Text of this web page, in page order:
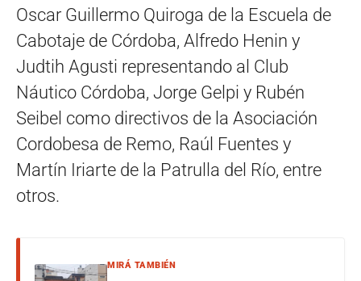
Oscar Guillermo Quiroga de la Escuela de
Cabotaje de Córdoba, Alfredo Henin y
Judtih Agusti representando al Club
Náutico Córdoba, Jorge Gelpi y Rubén
Seibel como directivos de la Asociación
Cordobesa de Remo, Raúl Fuentes y
Martín Iriarte de la Patrulla del Río, entre
otros.
MIRÁ TAMBIÉN